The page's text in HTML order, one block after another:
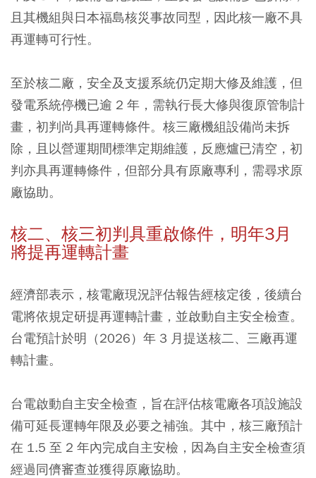
且其機組與日本福島核災事故同型，因此核一廠不具
再運轉可行性。
至於核二廠，安全及支援系統仍定期大修及維護，但
發電系統停機已逾 2 年，需執行長大修與復原管制計
畫，初判尚具再運轉條件。核三廠機組設備尚未拆
除，且以營運期間標準定期維護，反應爐已清空，初
判亦具再運轉條件，但部分具有原廠專利，需尋求原
廠協助。
核二、核三初判具重啟條件，明年3月
將提再運轉計畫
經濟部表示，核電廠現況評估報告經核定後，後續台
電將依規定研提再運轉計畫，並啟動自主安全檢查。
台電預計於明（2026）年 3 月提送核二、三廠再運
轉計畫。
台電啟動自主安全檢查，旨在評估核電廠各項設施設
備可延長運轉年限及必要之補強。其中，核三廠預計
在 1.5 至 2 年內完成自主安檢，因為自主安全檢查須
經過同儕審查並獲得原廠協助。